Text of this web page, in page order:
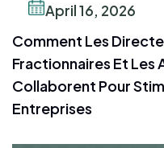
April 16, 2026
Comment Les
Fractionnaires Et Les
Collaborent Pour
Entreprises